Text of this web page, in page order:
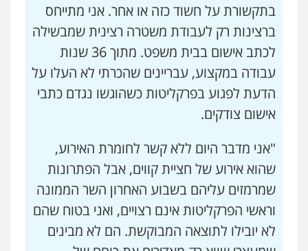
בתקשורת על חשוד כזה או אחר. אני מתייחס
ברצינות רק לעבודת משטרה רצינית שמבשילה
לכתב אישום בבית משפט. מתוך 36 שנות
עבודה במקצוע, עבריינים שהכרתי לא העלו על
הדעת לפגוע בפרקליטות כשהוגשו נגדם כתבי
אישום צודקים.
"אני מדבר היום ללא קשר לחומרת האירוע,
שהוא אירוע של חציית קווים, אבל הפתרונות
שמרמזים עליהם בשבוע האחרון השר הממונה
וראשי הפרקליטות אינם רצויים, ואני בטוח שהם
לא יובילו לתוצאה המבוקשת. הם לא מבינים